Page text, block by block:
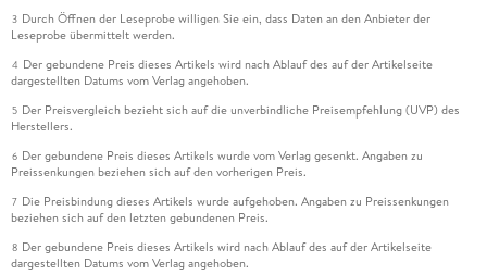
3 Durch Öffnen der Leseprobe willigen Sie ein, dass Daten an den Anbieter der
Leseprobe übermittelt werden.
4 Der gebundene Preis dieses Artikels wird nach Ablauf des auf der Artikelseite
dargestellten Datums vom Verlag angehoben.
5 Der Preisvergleich bezieht sich auf die unverbindliche Preisempfehlung (UVP) des
Herstellers.
6 Der gebundene Preis dieses Artikels wurde vom Verlag gesenkt. Angaben zu
Preissenkungen beziehen sich auf den vorherigen Preis.
7 Die Preisbindung dieses Artikels wurde aufgehoben. Angaben zu Preissenkungen
beziehen sich auf den letzten gebundenen Preis.
8 Der gebundene Preis dieses Artikels wird nach Ablauf des auf der Artikelseite
dargestellten Datums vom Verlag angehoben.